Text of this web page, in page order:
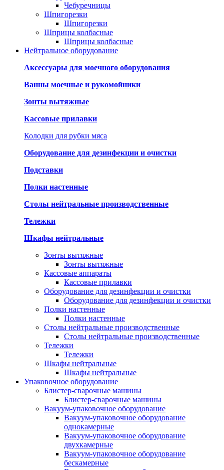
Чебуречницы
Шпигорезки
Шпигорезки
Шприцы колбасные
Шприцы колбасные
Нейтральное оборудование
Аксессуары для моечного оборудования
Ванны моечные и рукомойники
Зонты вытяжные
Кассовые прилавки
Колодки для рубки мяса
Оборудование для дезинфекции и очистки
Подставки
Полки настенные
Столы нейтральные производственные
Тележки
Шкафы нейтральные
Зонты вытяжные
Зонты вытяжные
Кассовые аппараты
Кассовые прилавки
Оборудование для дезинфекции и очистки
Оборудование для дезинфекции и очистки
Полки настенные
Полки настенные
Столы нейтральные производственные
Столы нейтральные производственные
Тележки
Тележки
Шкафы нейтральные
Шкафы нейтральные
Упаковочное оборудование
Блистер-сварочные машины
Блистер-сварочные машины
Вакуум-упаковочное оборудование
Вакуум-упаковочное оборудование
однокамерные
Вакуум-упаковочное оборудование
двухкамерные
Вакуум-упаковочное оборудование
беcкамерные